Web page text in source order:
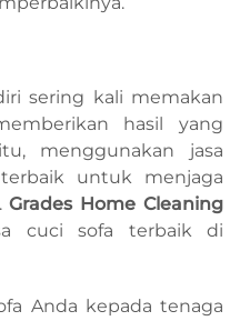
sering kali memakan
hasil yang
menggunakan jasa
untuk menjaga
Grades Home Cleaning
cuci sofa terbaik di
Anda kepada tenaga